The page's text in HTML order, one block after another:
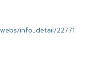
info_detail/22771